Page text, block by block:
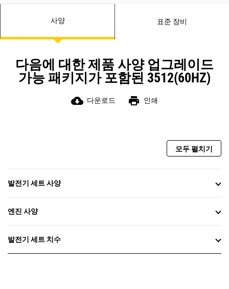
사양 표준 장비
다음에 대한 제품 사양 업그레이드
가능 패키지가 포함된 3512(60HZ)
cloud_download 다운로드 print 인쇄
모두 펼치기
발전기 세트 사양
엔진 사양
발전기 세트 치수